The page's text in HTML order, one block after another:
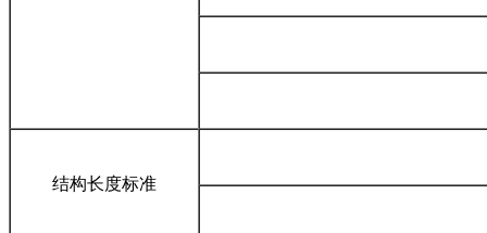
结构长度标准